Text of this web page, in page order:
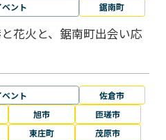
ベント 鋸南町
花火と、鋸南町出会い応
ベント
佐倉市
旭市
匝瑳市
東庄町
茂原市